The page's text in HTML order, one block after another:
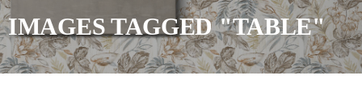
IMAGES TAGGED "TABLE"